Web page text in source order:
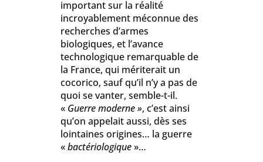
important sur la réalité
incroyablement méconnue des
recherches d’armes
biologiques, et l’avance
technologique remarquable de
la France, qui mériterait un
cocorico, sauf qu’il n’y a pas de
quoi se vanter, semble-t-il.
« Guerre moderne », c’est ainsi
qu’on appelait aussi, dès ses
lointaines origines… la guerre
«bactériologique»…